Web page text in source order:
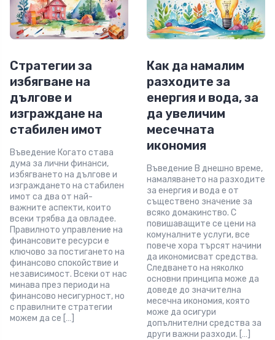
Стратегии за
избягване на
дългове и
изграждане на
стабилен имот
Въведение Когато става
дума за лични финанси,
избягването на дългове и
изграждането на стабилен
имот са два от най-
важните аспекти, които
всеки трябва да овладее.
Правилното управление на
финансовите ресурси е
ключово за постигането на
финансово спокойствие и
независимост. Всеки от нас
минава през периоди на
финансово несигурност, но
с правилните стратегии
можем да се […]
Как да намалим
разходите за
енергия и вода, за
да увеличим
месечната
икономия
Въведение В днешно време,
намаляването на разходите
за енергия и вода е от
съществено значение за
всяко домакинство. С
повишаващите се цени на
комуналните услуги, все
повече хора търсят начини
да икономисват средства.
Следването на няколко
основни принципа може да
доведе до значителна
месечна икономия, която
може да осигури
допълнителни средства за
други важни разходи. […]